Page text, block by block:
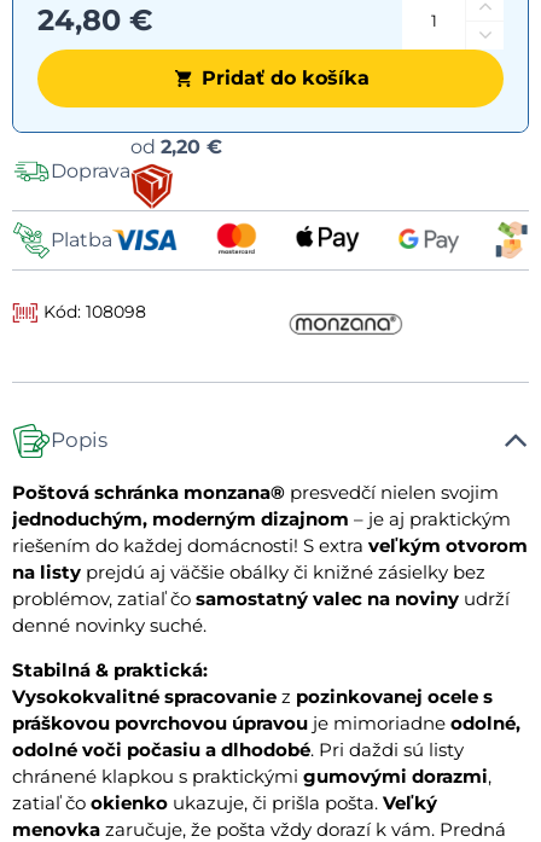
24,80 €
Pridať do košíka
Doprava
od 2,20 €
Platba
Kód: 108098
Popis
Poštová schránka monzana® presvedčí nielen svojim
jednoduchým, moderným dizajnom – je aj praktickým
riešením do každej domácnosti! S extra veľkým otvorom
na listy prejdú aj väčšie obálky či knižné zásielky bez
problémov, zatiaľ čo samostatný valec na noviny udrží
denné novinky suché.
Stabilná & praktická:
Vysokokvalitné spracovanie z pozinkovanej ocele s
práškovou povrchovou úpravou je mimoriadne odolné,
odolné voči počasiu a dlhodobé. Pri daždi sú listy
chránené klapkou s praktickými gumovými dorazmi,
zatiaľ čo okienko ukazuje, či prišla pošta. Veľký
menovka zaručuje, že pošta vždy dorazí k vám. Predná